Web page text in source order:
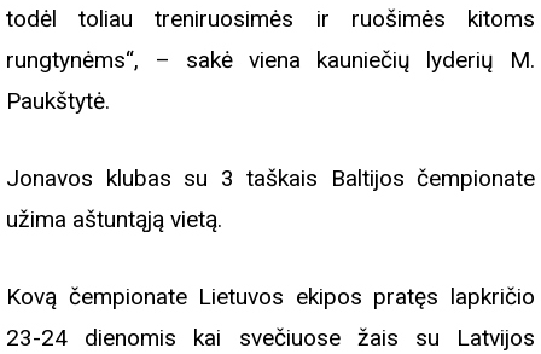
todėl toliau treniruosimės ir ruošimės kitoms
rungtynėms“, – sakė viena kauniečių lyderių M.
Paukštytė.
Jonavos klubas su 3 taškais Baltijos čempionate
užima aštuntąją vietą.
Kovą čempionate Lietuvos ekipos pratęs lapkričio
23-24 dienomis kai svečiuose žais su Latvijos